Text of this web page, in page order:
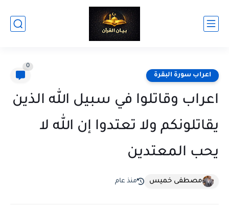
اعراب سورة البقرة
0
اعراب وقاتلوا في سبيل الله الذين
يقاتلونكم ولا تعتدوا إن الله لا
يحب المعتدين
مصطفى خميس منذ عام